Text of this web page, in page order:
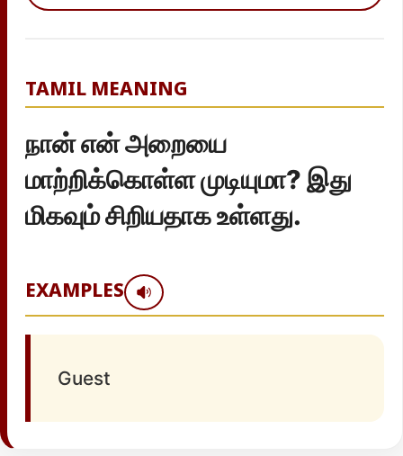
TAMIL MEANING
நான் என் அறையை
மாற்றிக்கொள்ள முடியுமா? இது
மிகவும் சிறியதாக உள்ளது.
EXAMPLES
Guest